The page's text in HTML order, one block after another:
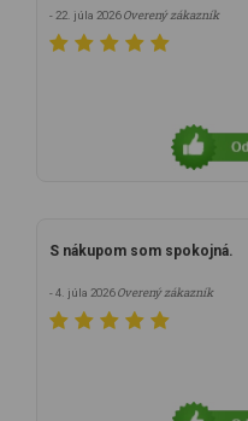
- 22. júla 2026Overený zákazník
S nákupom som spokojná.
- 4. júla 2026Overený zákazník